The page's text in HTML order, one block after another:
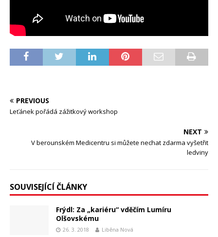
PREVIOUS
Leťánek pořádá zážitkový workshop
NEXT
V berounském Medicentru si můžete nechat zdarma vyšetřit
ledviny
SOUVISEJÍCÍ ČLÁNKY
Frýdl: Za „kariéru“ vděčím Lumíru
Olšovskému
26. 3. 2018 Liběna Nová